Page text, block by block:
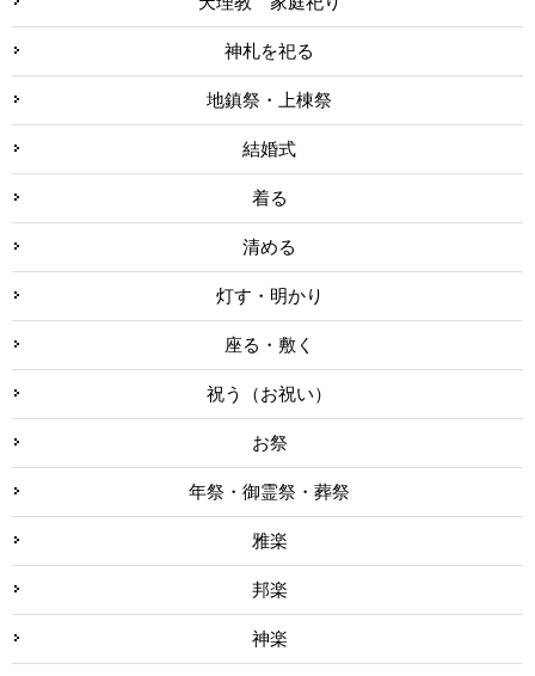
神札を祀る
地鎮祭・上棟祭
結婚式
着る
清める
灯す・明かり
座る・敷く
祝う（お祝い）
お祭
年祭・御霊祭・葬祭
雅楽
邦楽
神楽